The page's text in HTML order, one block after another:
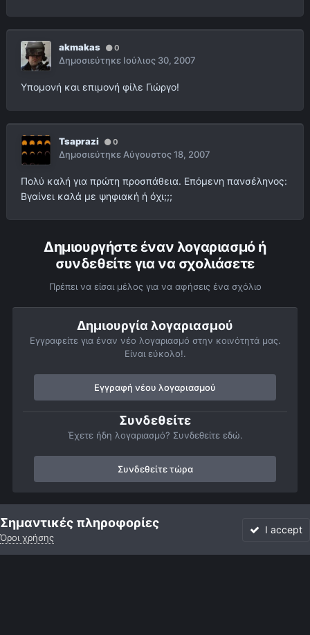
akmakas 0
Δημοσιεύτηκε Ιούλιος 30, 2007
Υπομονή και επιμονή φίλε Γιώργο!
Tsaprazi 0
ΔημοσιεύτηκεΑύγουστος 18, 2007
Πολύ καλή για πρώτη προσπάθεια. Επόμενη πανσέληνος:
Βγαίνει καλά με ψηφιακή ή όχι;;;
Δημιουργήστε έναν λογαριασμό ή
συνδεθείτε για να σχολιάσετε
Πρέπει να είσαι μέλος για να αφήσεις ένα σχόλιο
Δημιουργία λογαριασμού
Εγγραφείτε για έναν νέο λογαριασμό στην κοινότητά μας.
Είναι εύκολο!.
Εγγραφή νέου λογαριασμού
Συνδεθείτε
Έχετε ήδη λογαριασμό? Συνδεθείτε εδώ.
Συνδεθείτε τώρα
Αρχή Αστροφωτογραφίες Σελήνη
Σημαντικές πληροφορίες
Όροι χρήσης
I accept
Forum